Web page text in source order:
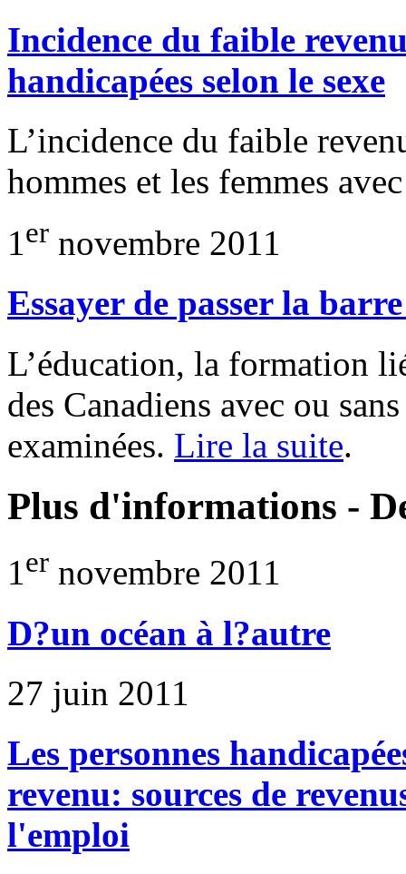
Incidence du faible
handicapées selon le sexe
L’incidence du faible
hommes et les femmes
1er novembre 2011
Essayer de passer la
L’éducation, la formation
des Canadiens avec ou
examinées. Lire la suite.
Plus d'informations -
1er novembre 2011
D?un océan à l?autre
27 juin 2011
Les personnes
revenu: sources de
l'emploi